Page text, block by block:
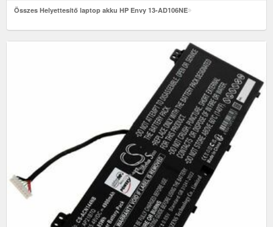
Összes Helyettesítő laptop akku HP Envy 13-AD106NE